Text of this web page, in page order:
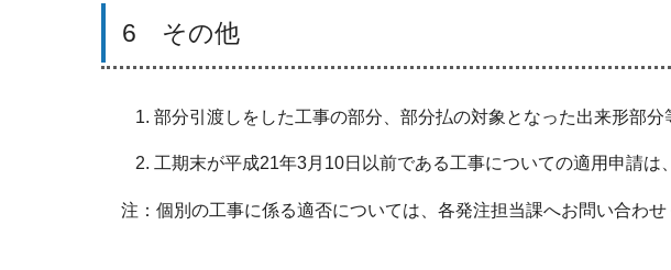
6 その他
部分引渡しをした工事の部分、部分払の対象となった出来形部
工期末が平成21年3月10日以前である工事についての適用申請は
注：個別の工事に係る適否については、各発注担当課へお問い合わせ